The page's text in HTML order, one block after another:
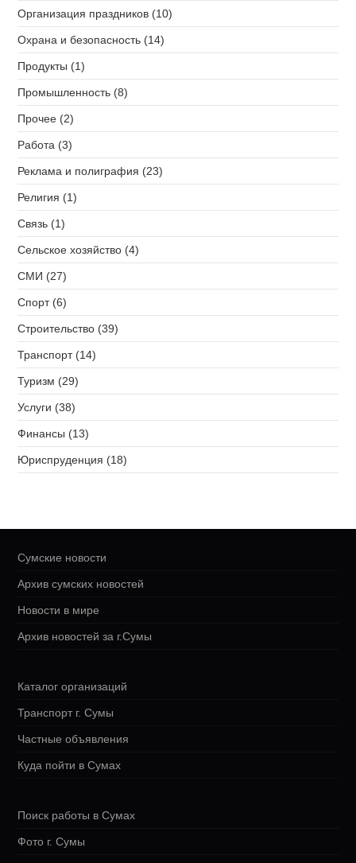
Организация праздников (10)
Охрана и безопасность (14)
Продукты (1)
Промышленность (8)
Прочее (2)
Работа (3)
Реклама и полиграфия (23)
Религия (1)
Связь (1)
Сельское хозяйство (4)
СМИ (27)
Спорт (6)
Строительство (39)
Транспорт (14)
Туризм (29)
Услуги (38)
Финансы (13)
Юриспруденция (18)
Сумские новости
Архив сумских новостей
Новости в мире
Архив новостей за г.Сумы
Каталог организаций
Транспорт г. Сумы
Частные объявления
Куда пойти в Сумах
Поиск работы в Сумах
Фото г. Сумы